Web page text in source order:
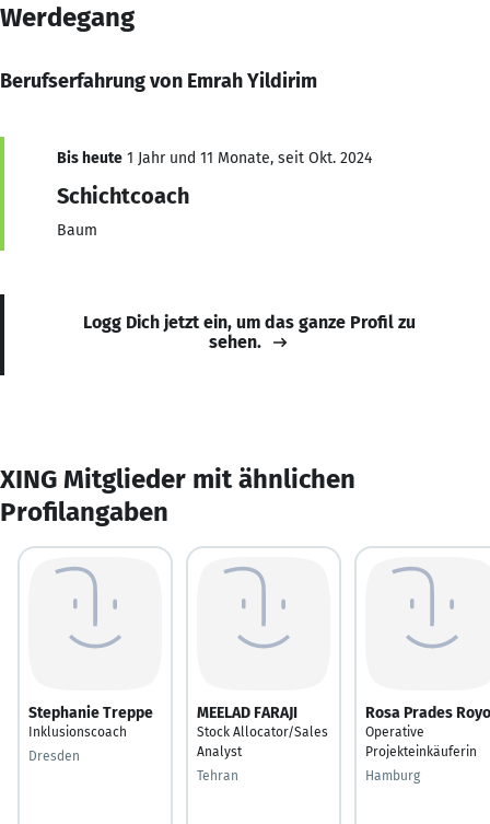
Werdegang
Berufserfahrung von Emrah Yildirim
Bis heute 1 Jahr und 11 Monate, seit Okt. 2024
Schichtcoach
Baum
Logg Dich jetzt ein, um das ganze Profil zu
sehen.
XING Mitglieder mit ähnlichen
Profilangaben
Stephanie Treppe
Inklusionscoach
Dresden
MEELAD FARAJI
Stock Allocator/Sales
Analyst
Tehran
Rosa Prades Royo
Operative
Projekteinkäuferin
Hamburg